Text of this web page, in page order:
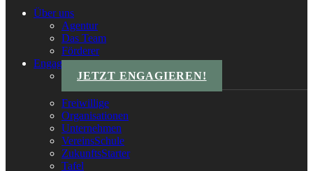
Über uns
Agentur
Das Team
Förderer
Engagements
JETZT ENGAGIEREN!
Freiwillige
Organisationen
Unternehmen
VereinsSchule
ZukunftsStarter
Tafel